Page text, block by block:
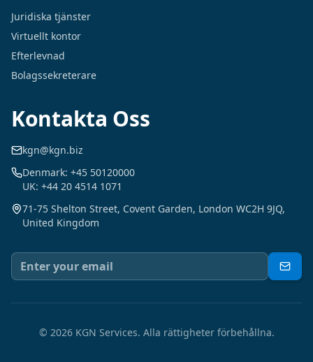
Juridiska tjänster
Virtuellt kontor
Efterlevnad
Bolagssekreterare
Kontakta Oss
kgn@kgn.biz
Denmark: +45 50120000
UK: +44 20 4514 1071
71-75 Shelton Street, Covent Garden, London WC2H 9JQ,
United Kingdom
© 2026KGN Services. Alla rättigheter förbehållna.